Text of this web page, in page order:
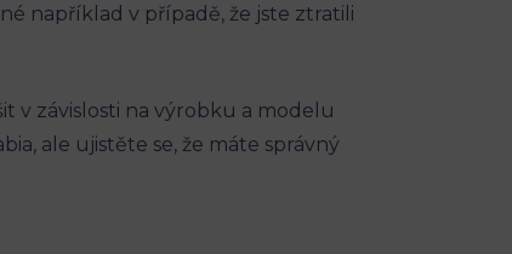
například v případě, že jste ztratili
v závislosti na výrobku a modelu
ale ujistěte se, že máte správný